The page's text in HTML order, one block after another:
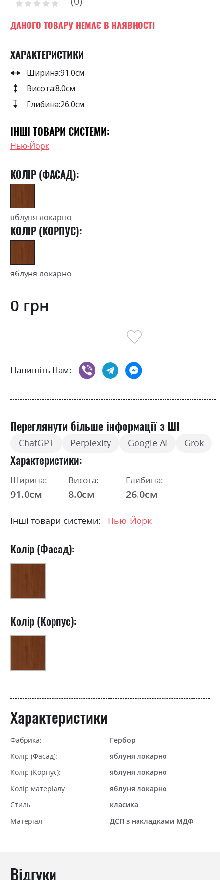
gallery
Рейтинг:
ДАНОГО ТОВАРУ НЕМАЄ В НАЯВНОСТІ
ХАРАКТЕРИСТИКИ
Ширина:91.0см
Висота:8.0см
Глибина:26.0см
ІНШІ ТОВАРИ СИСТЕМИ:
Нью-Йорк
КОЛІР (ФАСАД):
яблуня локарно
КОЛІР (КОРПУС):
яблуня локарно
0 грн
Напишіть Нам:
Переглянути більше інформації з ШІ
ChatGPT Perplexity Google AI Grok
Характеристики
Ширина:
91.0см
Висота:
8.0см
Глибина:
26.0см
Інші товари системи: Нью-Йорк
Колір (Фасад):
Колір (Корпус):
Характеристики
Фабрика:
Гербор
Колір (Фасад):
яблуня локарно
Колір (Корпус):
яблуня локарно
Колір матеріалу
яблуня локарно
Стиль
класика
Матеріал
ДСП з накладками МДФ
Відгуки